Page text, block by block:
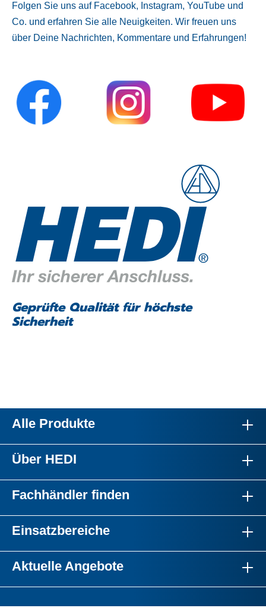
Folgen Sie uns auf Facebook, Instagram, YouTube und
Co. und erfahren Sie alle Neuigkeiten. Wir freuen uns
über Deine Nachrichten, Kommentare und Erfahrungen!
Geprüfte Qualität für höchste
Sicherheit
Alle Produkte
Über HEDI
Fachhändler finden
Einsatzbereiche
Aktuelle Angebote